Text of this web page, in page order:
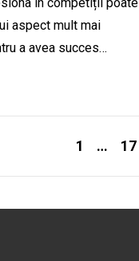
aspect mult mai
a avea succes…
1 … 17